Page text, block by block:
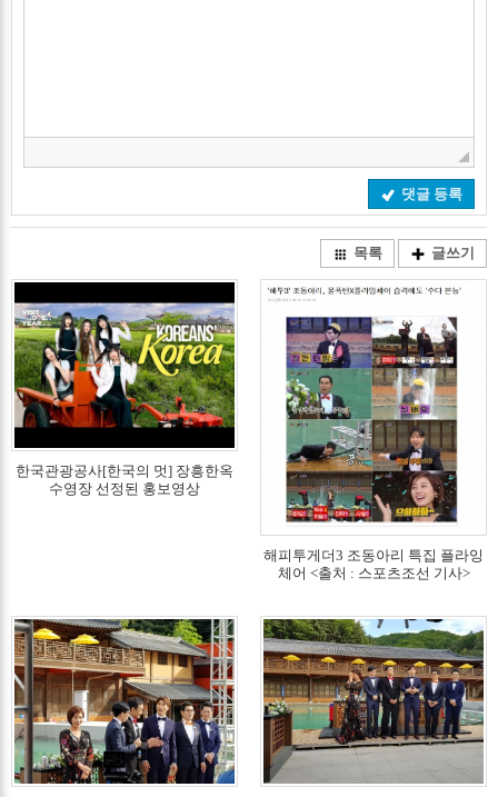
댓글 등록
목록 글쓰기
한국관광공사[한국의 멋] 장흥한옥
수영장 선정된 홍보영상
해피투게더3 조동아리 특집 플라잉
체어 <출처 : 스포츠조선 기사>